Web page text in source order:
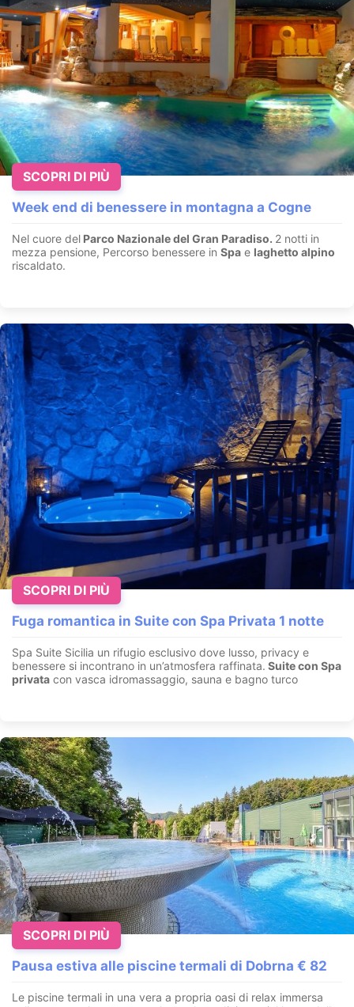
Week end di benessere in montagna a Cogne
Nel cuore del Parco Nazionale del Gran Paradiso. 2 notti in
mezza pensione, Percorso benessere in Spa e laghetto alpino
riscaldato.
SCOPRI DI PIÙ
Fuga romantica in Suite con Spa Privata 1 notte
Spa Suite Sicilia un rifugio esclusivo dove lusso, privacy e
benessere si incontrano in un’atmosfera raffinata. Suite con Spa
privata con vasca idromassaggio, sauna e bagno turco
SCOPRI DI PIÙ
Pausa estiva alle piscine termali di Dobrna € 82
Le piscine termali in una vera a propria oasi di relax immersa
SCOPRI DI PIÙ